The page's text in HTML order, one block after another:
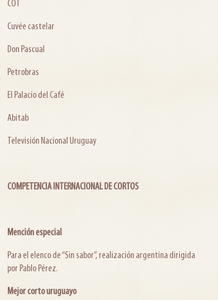
COT
Cuvée castelar
Don Pascual
Petrobras
El Palacio del Café
Abitab
Televisión Nacional Uruguay
COMPETENCIA INTERNACIONAL DE CORTOS
Mención especial
Para el elenco de “Sin sabor”, realización argentina dirigida
por Pablo Pérez.
Mejor corto uruguayo